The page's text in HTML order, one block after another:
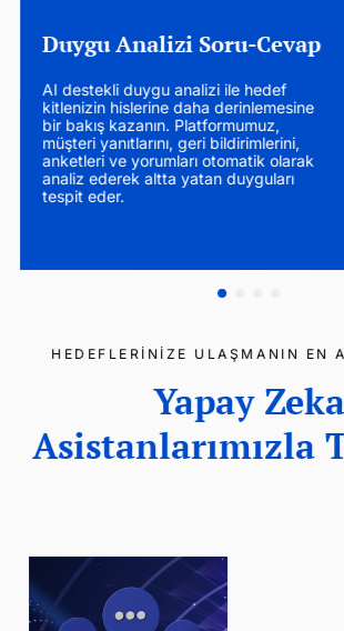
Duygu Analizi Soru-Cevap
AI destekli duygu analizi ile hedef
kitlenizin hislerine daha derinlemesine
bir bakış kazanın. Platformumuz,
müşteri yanıtlarını, geri bildirimlerini,
anketleri ve yorumları otomatik olarak
analiz ederek altta yatan duyguları
tespit eder.
HEDEFLERİNİZE ULAŞMANIN EN
Yapay Zeka
Asistanlarımızla